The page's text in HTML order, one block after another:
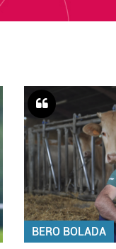
BERO BOLADA